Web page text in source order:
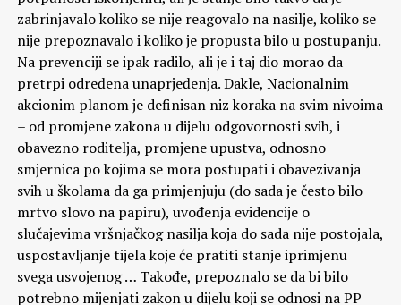
zabrinjavalo koliko se nije reagovalo na nasilje, koliko se
nije prepoznavalo i koliko je propusta bilo u postupanju.
Na prevenciji se ipak radilo, ali je i taj dio morao da
pretrpi određena unaprjeđenja. Dakle, Nacionalnim
akcionim planom je definisan niz koraka na svim nivoima
– od promjene zakona u dijelu odgovornosti svih, i
obavezno roditelja, promjene upustva, odnosno
smjernica po kojima se mora postupati i obavezivanja
svih u školama da ga primjenjuju (do sada je često bilo
mrtvo slovo na papiru), uvođenja evidencije o
slučajevima vršnjačkog nasilja koja do sada nije postojala,
uspostavljanje tijela koje će pratiti stanje iprimjenu
svega usvojenog … Takođe, prepoznalo se da bi bilo
potrebno mijenjati zakon u dijelu koji se odnosi na PP